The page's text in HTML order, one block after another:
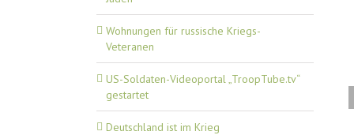
Wohnungen für russische Kriegs-
Veteranen
US-Soldaten-Videoportal „TroopTube.tv“
gestartet
Deutschland ist im Krieg